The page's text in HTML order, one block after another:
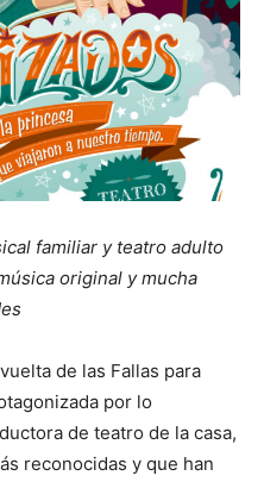
familiar y teatro adulto
original y mucha
de las Fallas para
por lo
de teatro de la casa,
reconocidas y que han